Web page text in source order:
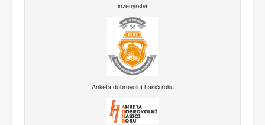
inženýrství
Anketa dobrovolní hasiči roku